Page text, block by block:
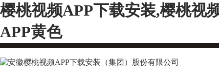
樱桃视频APP下载安装,樱桃视
APP黄色